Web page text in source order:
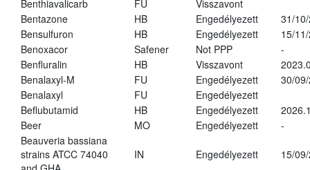
Benthiavalicarb
FU
Visszavont
Bentazone
HB Engedélyezett
31/
Bensulfuron
HB Engedélyezett
15/
Benoxacor
Safener Not PPP
-
Benfluralin
HB Visszavont
Benalaxyl-M
FU Engedélyezett
30/
Benalaxyl
FU
Engedélyezett
Beflubutamid
HB Engedélyezett
Beer
MO Engedélyezett
-
Beauveria bassiana
strains ATCC 74040
IN Engedélyezett 15/